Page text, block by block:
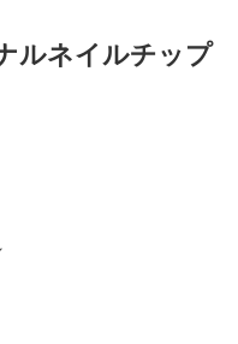
ルネイルチップ